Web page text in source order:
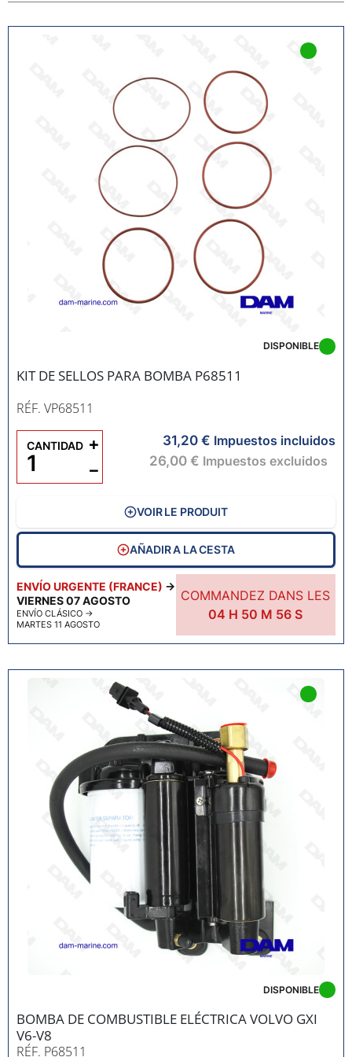
desmontaje.
Modelos eléctricos:identifique correctamente el
sentido de circulación del flujo, con las indicaciones
IN y OUT, o las flechas en el cuerpo de la bomba. Un
montaje al revés impedirá el arranque y puede
destruir la bomba.
Modelos mecánicos:
limpie perfectamente la
superficie de junta en el bloque motor. Durante el
montaje, asegúrese de que la palanca o el
empujador se posicionen correctamente sobre la
leva para no forzar el mecanismo al apretar. No
olvide la junta nueva.
apriete firmemente las
abrazaderas, idealmente con abrazaderas
inoxidables marinas. Al volver a poner el motor en
marcha, inspeccione cada racor visualmente y al
tacto: no debe haber ninguna fuga ni rezume.
KIT DE SELLOS PARA BOMBA P68511
RÉF. VP68511
ENVÍO URGENTE (FRANCE) →
VIERNES 07 AGOSTO
ENVÍO CLÁSICO →
MARTES 11 AGOSTO
COMMANDEZ DANS LES
04 H 50 M 55 S
DISPONIBLE
31,20 € Impuestos incluidos
26,00 € Impuestos excluidos
CANTIDAD
−
+
VOIR LE PRODUIT
AÑADIR A LA CESTA
BOMBA DE COMBUSTIBLE ELÉCTRICA VOLVO GXI
V6-V8
RÉF. P68511
DISPONIBLE